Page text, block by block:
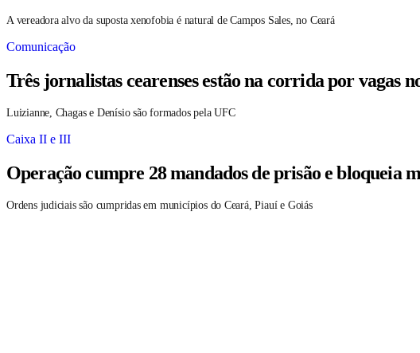
A vereadora alvo da suposta xenofobia é natural de Campos Sales, no Ceará
Comunicação
Três jornalistas cearenses estão na corrida por vagas
Luizianne, Chagas e Denísio são formados pela UFC
Caixa II e III
Operação cumpre 28 mandados de prisão e bloqueia
Ordens judiciais são cumpridas em municípios do Ceará, Piauí e Goiás